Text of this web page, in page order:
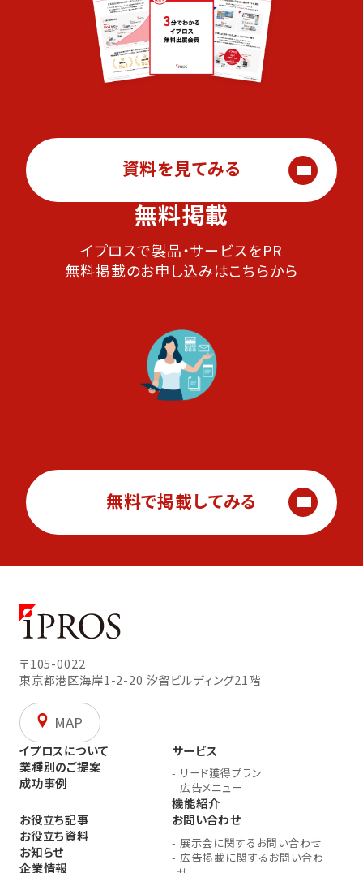
資料を見てみる
無料掲載
イプロスで製品・サービスをPR
無料掲載のお申し込みはこちらから
無料で掲載してみる
〒105-0022
東京都港区海岸1-2-20 汐留ビルディング21階
MAP
イプロスについて
業種別のご提案
成功事例
サービス
- リード獲得プラン
- 広告メニュー
機能紹介
お役立ち記事
お役立ち資料
お知らせ
企業情報
お問い合わせ
- 展示会に関するお問い合わせ
- 広告掲載に関するお問い合わ